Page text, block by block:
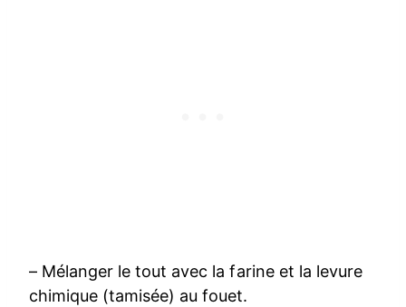
– Mélanger le tout avec la farine et la levure
chimique (tamisée) au fouet.